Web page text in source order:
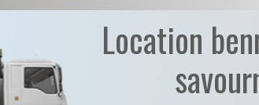
Location